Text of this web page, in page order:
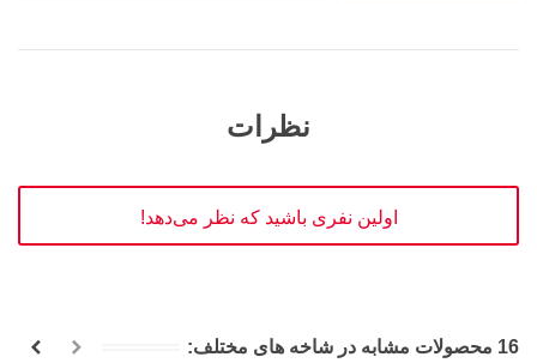
نظرات
اولین نفری باشید که نظر می‌دهد!
16 محصولات مشابه در شاخه های مختلف: